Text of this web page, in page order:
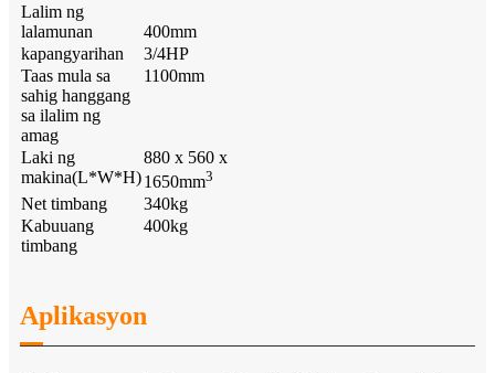
Lalim ng
lalamunan
400mm
kapangyarihan
3/4HP
Taas mula sa
sahig hanggang
sa ilalim ng
amag
1100mm
Laki ng
makina(L*W*H)
880 x 560 x
1650mm3
Net timbang
340kg
Kabuuang
timbang
400kg
Aplikasyon